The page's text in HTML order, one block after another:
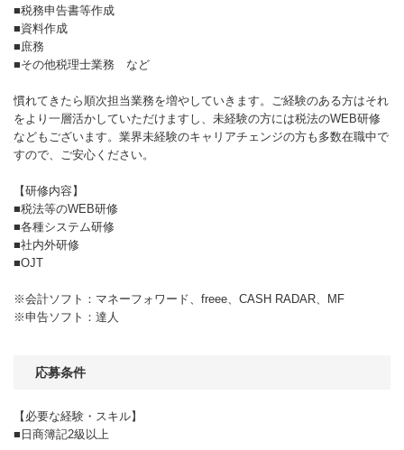
■税務申告書等作成
■資料作成
■庶務
■その他税理士業務 など
慣れてきたら順次担当業務を増やしていきます。ご経験のある方はそれ
をより一層活かしていただけますし、未経験の方には税法のWEB研修
などもございます。業界未経験のキャリアチェンジの方も多数在職中で
すので、ご安心ください。
【研修内容】
■税法等のWEB研修
■各種システム研修
■社内外研修
■OJT
※会計ソフト：マネーフォワード、freee、CASH RADAR、MF
※申告ソフト：達人
応募条件
【必要な経験・スキル】
■日商簿記2級以上